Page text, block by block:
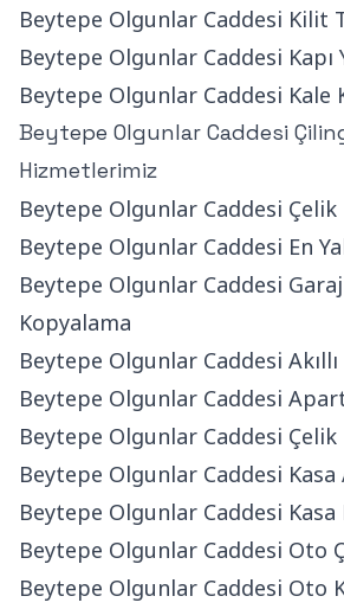
Beytepe Olgunlar Caddesi Kilit
Beytepe Olgunlar Caddesi Kapı
Beytepe Olgunlar Caddesi Kale
Beytepe Olgunlar Caddesi
Hizmetlerimiz
Beytepe Olgunlar Caddesi Çelik
Beytepe Olgunlar Caddesi En
Beytepe Olgunlar Caddesi
Kopyalama
Beytepe Olgunlar Caddesi
Beytepe Olgunlar Caddesi
Beytepe Olgunlar Caddesi
Beytepe Olgunlar Caddesi Kasa
Beytepe Olgunlar Caddesi
Beytepe Olgunlar Caddesi Oto
Beytepe Olgunlar Caddesi Oto